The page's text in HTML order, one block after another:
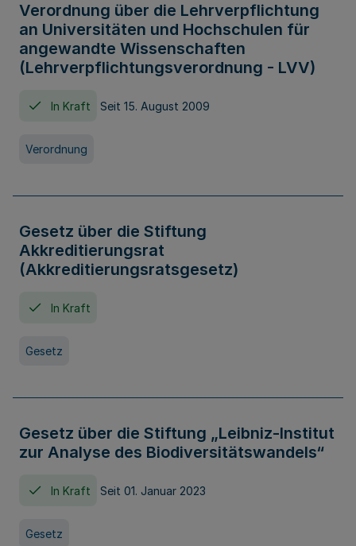
Verordnung über die Lehrverpflichtung
an Universitäten und Hochschulen für
angewandte Wissenschaften
(Lehrverpflichtungsverordnung - LVV)
In Kraft Seit 15. August 2009
Verordnung
Gesetz über die Stiftung
Akkreditierungsrat
(Akkreditierungsratsgesetz)
In Kraft
Gesetz
Gesetz über die Stiftung „Leibniz-Institut
zur Analyse des Biodiversitätswandels“
In Kraft Seit 01. Januar 2023
Gesetz